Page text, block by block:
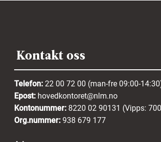
Kontakt oss
Telefon: 22 00 72 00 (man-fre 09:00-
Epost: hovedkontoret@nlm.no
Kontonummer: 8220 02 90131 (Vipps:
Org.nummer: 938 679 177